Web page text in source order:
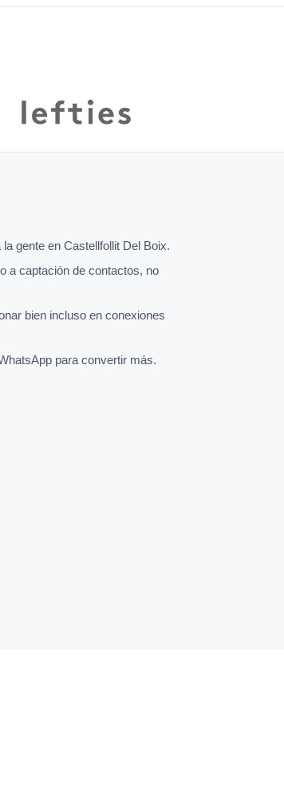
gente en Castellfollit Del Boix.
a captación de contactos, no
bien incluso en conexiones
para convertir más.